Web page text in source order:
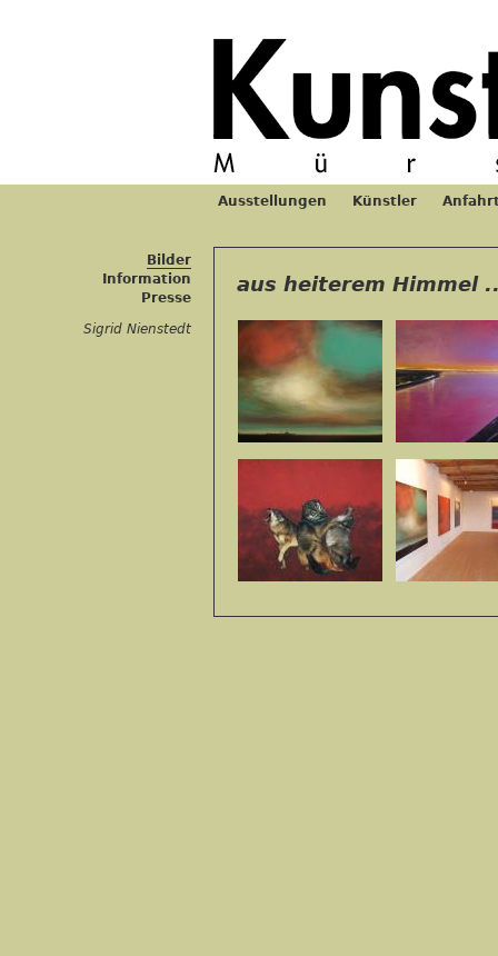
aus heiterem Himmel
Ausstellungen Künstler
Bilder
Information
Presse
Sigrid Nienstedt